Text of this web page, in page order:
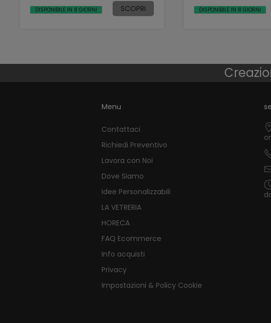
DISPONIBILE IN 8 GIORNI SCOPRI DISPONIBILE IN 8 GIORNI
Menu
Contattaci
Richiedi Preventivo
Lavora con Noi
Dove Siamo
Idee Personalizzabili
LA VETRERIA
HORECA
FAQ Ecommerce
Info acquisti
Privacy
Impostazioni & Policy Cookie